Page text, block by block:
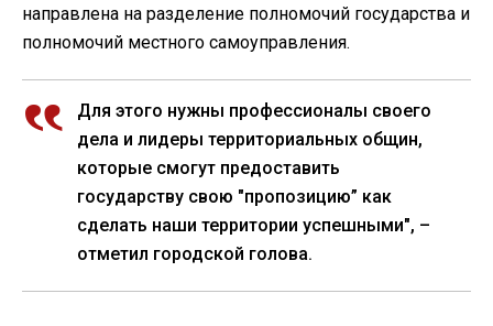
направлена на разделение полномочий государства и
полномочий местного самоуправления.
Для этого нужны профессионалы своего
дела и лидеры территориальных общин,
которые смогут предоставить
государству свою "пропозицию” как
сделать наши территории успешными", –
отметил городской голова.